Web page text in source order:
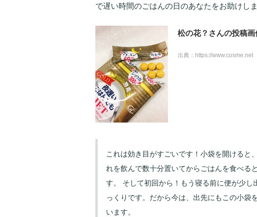
で遅い時間のごはんの日のあなたをお助けしま
松の花？さんの投稿画
出典： https://www.cosme.net
これは効き目がすごいです！小袋を開けると
れを飲んで数十分置いてからごはんを食べる
す。 そして初回から！もう寝る前に便が少
っくりです。だから今は、出先にもこの小袋
います。